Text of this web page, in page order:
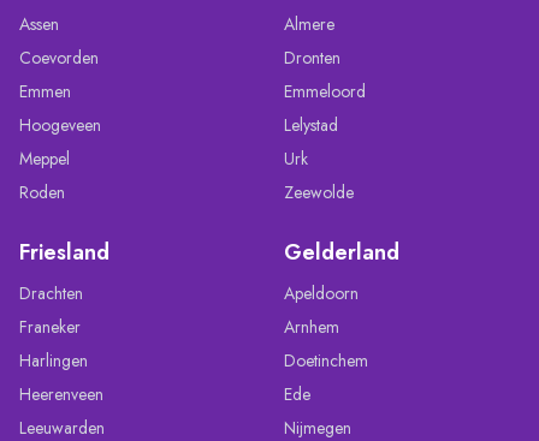
Assen
Coevorden
Emmen
Hoogeveen
Meppel
Roden
Almere
Dronten
Emmeloord
Lelystad
Urk
Zeewolde
Friesland
Drachten
Franeker
Harlingen
Heerenveen
Leeuwarden
Gelderland
Apeldoorn
Arnhem
Doetinchem
Ede
Nijmegen